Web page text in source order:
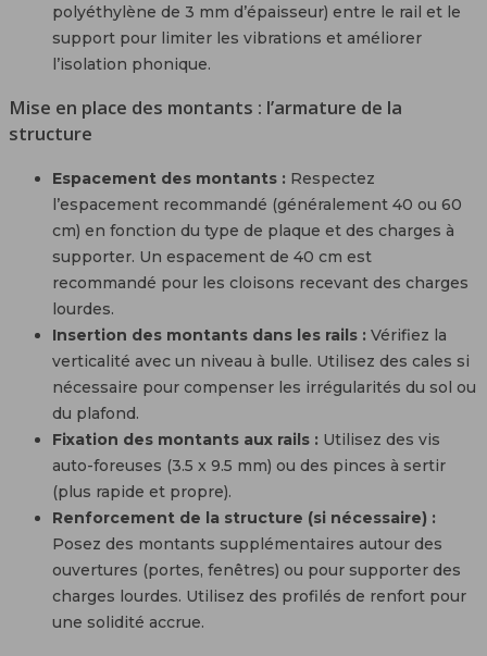
polyéthylène de 3 mm d’épaisseur) entre le rail et le
support pour limiter les vibrations et améliorer
l’isolation phonique.
Mise en place des montants : l’armature de la
structure
Espacement des montants : Respectez
l’espacement recommandé (généralement 40 ou 60
cm) en fonction du type de plaque et des charges à
supporter. Un espacement de 40 cm est
recommandé pour les cloisons recevant des charges
lourdes.
Insertion des montants dans les rails : Vérifiez la
verticalité avec un niveau à bulle. Utilisez des cales si
nécessaire pour compenser les irrégularités du sol ou
du plafond.
Fixation des montants aux rails : Utilisez des vis
auto-foreuses (3.5 x 9.5 mm) ou des pinces à sertir
(plus rapide et propre).
Renforcement de la structure (si nécessaire) :
Posez des montants supplémentaires autour des
ouvertures (portes, fenêtres) ou pour supporter des
charges lourdes. Utilisez des profilés de renfort pour
une solidité accrue.